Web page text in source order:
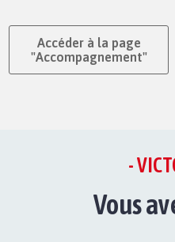
Accéder à la page
"Accompagnement"
-
Vous